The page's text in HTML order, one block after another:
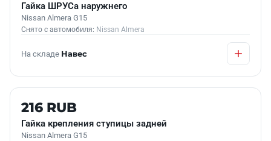
Гайка ШРУСа наружнего
Nissan Almera G15
Снято с автомобиля: Nissan Almera
На складе Навес
Б/У В НАЛИЧИИ
216 RUB
Гайка крепления ступицы задней
Nissan Almera G15